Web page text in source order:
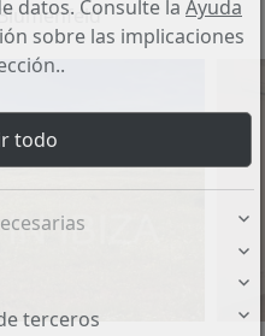
datos. Consulte la Ayuda
sobre las implicaciones
terceros